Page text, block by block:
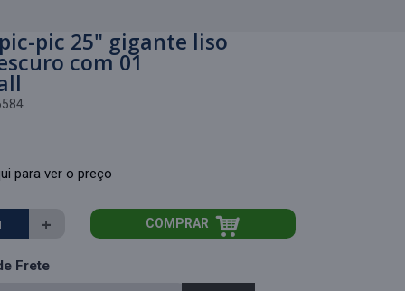
pic 25" gigante liso
com 01
para ver o preço
+ COMPRAR
Frete